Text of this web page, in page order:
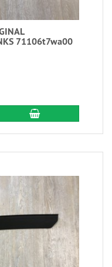
71106t7wa00